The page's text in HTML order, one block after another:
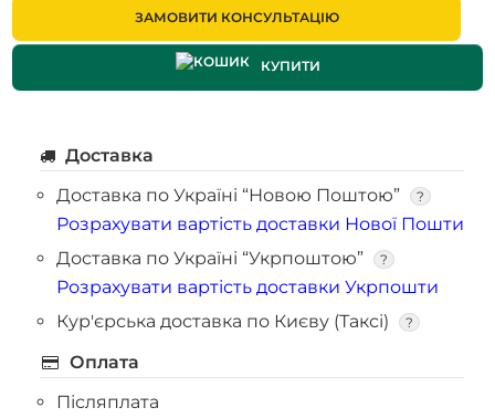
ЗАМОВИТИ КОНСУЛЬТАЦІЮ
КУПИТИ
Доставка
Доставка по Україні “Новою Поштою”
?
Розрахувати вартість доставки Нової Пошти
Доставка по Україні “Укрпоштою”
?
Розрахувати вартість доставки Укрпошти
Кур'єрська доставка по Києву (Таксі)
?
Оплата
Післяплата